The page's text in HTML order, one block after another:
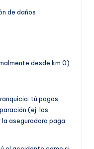
de daños
desde km 0)
tú pagas
(ej. los
aseguradora paga